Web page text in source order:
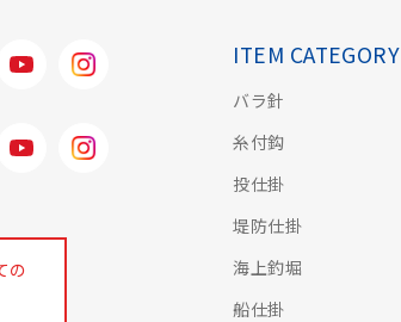
の
ITEM CATEGORY
バラ針
糸付鈎
投仕掛
堤防仕掛
海上釣堀
船仕掛